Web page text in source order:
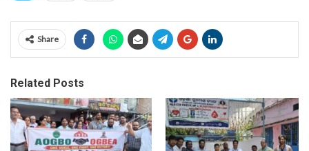
Share
Related Posts